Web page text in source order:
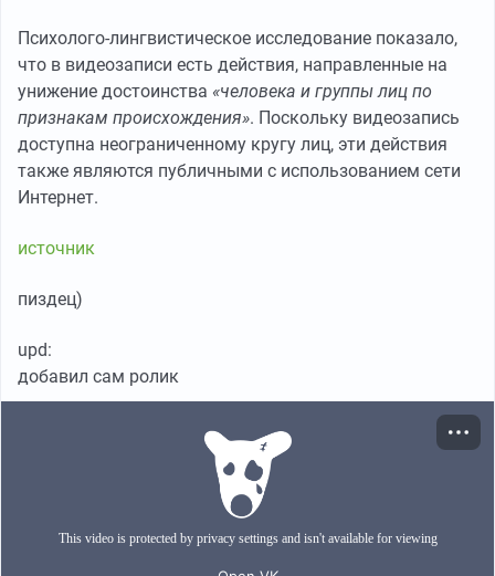
Психолого-лингвистическое исследование показало,
что в видеозаписи есть действия, направленные на
унижение достоинства «человека и группы лиц по
признакам происхождения». Поскольку видеозапись
доступна неограниченному кругу лиц, эти действия
также являются публичными с использованием сети
Интернет.
источник
пиздец)
upd:
добавил сам ролик